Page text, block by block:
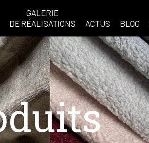
GALERIE
DE RÉALISATIONS
ACTUS BLOG